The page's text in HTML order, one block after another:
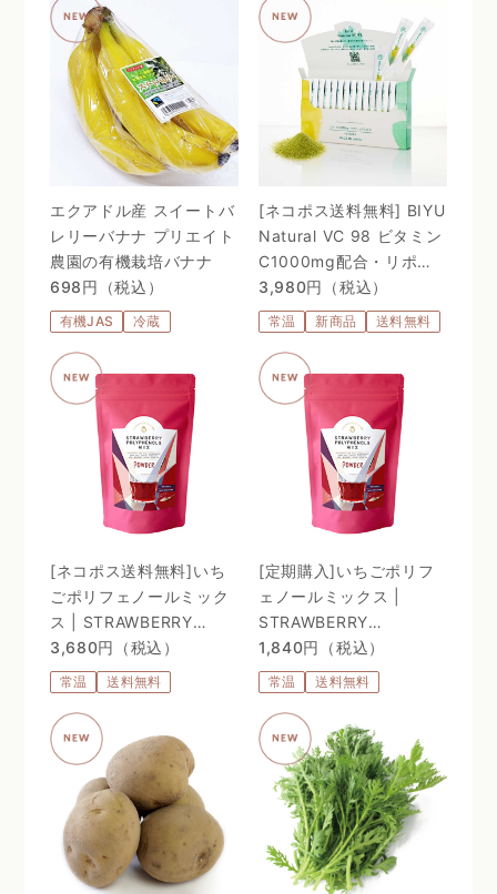
エクアドル産 スイートバ
レリーバナナ プリエイト
農園の有機栽培バナナ
698円（税込）
有機JAS 冷蔵
[ネコポス送料無料] BIYU
Natural VC 98 ビタミン
C1000mg配合・リポゾ
ームＶＣ配合〜 24時間、
体温を感じるビタミン
C。98%植物由来のリポ
ソーム処方 〜
3,980円（税込）
常温 新商品 送料無料
[ネコポス送料無料]いち
ごポリフェノールミック
ス | STRAWBERRY
POLYPHENOLS MIX
3,680円（税込）
常温 送料無料
[定期購入]いちごポリフ
ェノールミックス |
STRAWBERRY
POLYPHENOLS MIX
1,840円（税込）
常温 送料無料